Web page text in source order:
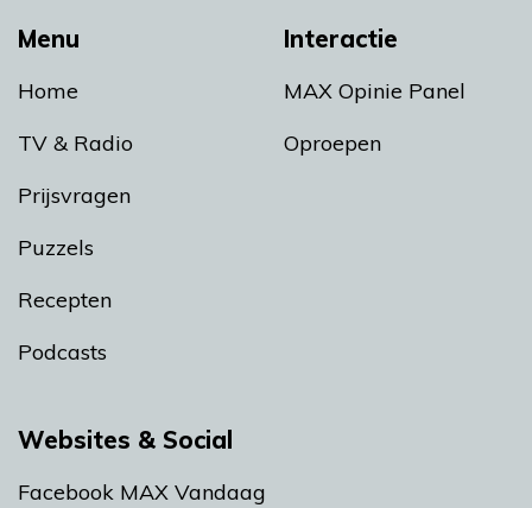
Menu
Home
TV & Radio
Prijsvragen
Puzzels
Recepten
Podcasts
Interactie
MAX Opinie Panel
Oproepen
Websites & Social
Facebook MAX Vandaag